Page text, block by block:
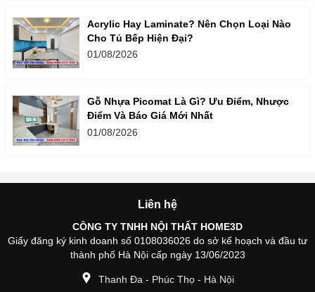
Acrylic Hay Laminate? Nên Chọn Loại Nào
Cho Tủ Bếp Hiện Đại?
01/08/2026
Gỗ Nhựa Picomat Là Gì? Ưu Điểm, Nhược
Điểm Và Báo Giá Mới Nhất
01/08/2026
Liên hệ
CÔNG TY TNHH NỘI THẤT HOME3D
Giấy đăng ký kinh doanh số 0108036026 do sở kế hoạch và đầu tư
thành phố Hà Nội cấp ngày 13/06/2023
Thanh Đa - Phúc Thọ - Hà Nội